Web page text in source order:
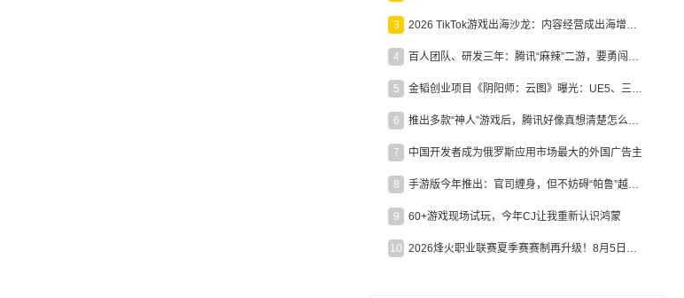
3 2026 TikTok游戏出海沙龙：内容经营成出海增长新引擎
4 百人团队、研发三年：腾讯“麻辣”二游，要勇闯男性恋爱市场
5 金韬创业项目《阴阳师：云图》曝光：UE5、三端互通、ARPG
6 推出多款“神人”游戏后，腾讯好像真想清楚怎么做二次元了
7 中国开发者成为俄罗斯应用市场最大的外国广告主
8 手游版今年推出：官司缠身，但不妨碍“帕鲁”越来越火
9 60+游戏现场试玩，今年CJ让我重新认识鸿蒙
10 2026烽火职业联赛夏季赛赛制再升级！8月5日起24支战队集结开战！